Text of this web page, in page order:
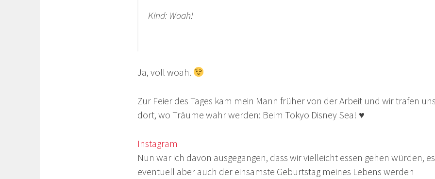
Kind: Woah!
Ja, voll woah.
Zur Feier des Tages kam mein Mann früher von der Arbeit und wir trafen
dort, wo Träume wahr werden: Beim Tokyo Disney Sea! ♥
Instagram
Nun war ich davon ausgegangen, dass wir vielleicht essen gehen würden, es
eventuell aber auch der einsamste Geburtstag meines Lebens werden